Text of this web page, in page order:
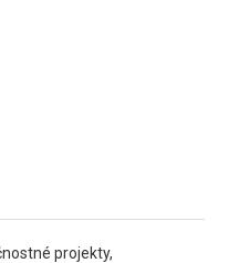
projekty,